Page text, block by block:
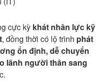
cực kỳ khát nhân lực kỹ
, đồng thời có lộ trình phát
ổn định, dễ chuyển
lãnh người thân sang